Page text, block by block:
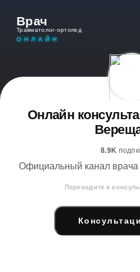
Врач
Травматолог-ортопед
ОНЛАЙН
Онлайн
8.9K
Официальный канал врача
Переходите к